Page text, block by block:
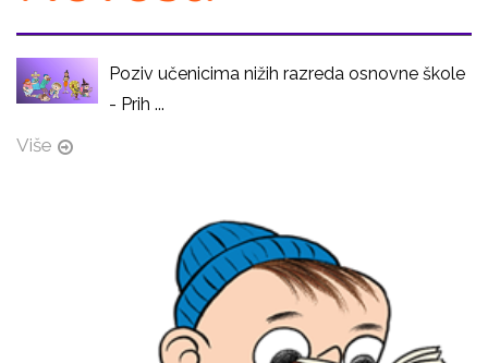
Poziv učenicima nižih razreda osnovne škole
- Prih ...
Više